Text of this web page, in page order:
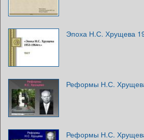
Эпоха Н.С. Хрущева
Реформы Н.С.
Реформы Н.С.